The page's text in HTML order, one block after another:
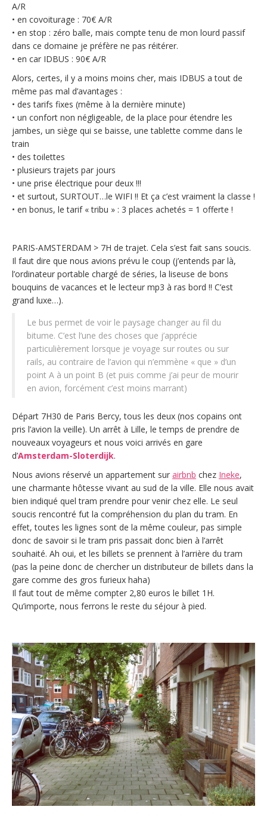
A/R
• en covoiturage : 70€ A/R
• en stop : zéro balle, mais compte tenu de mon lourd passif
dans ce domaine je préfère ne pas réitérer.
• en car IDBUS : 90€ A/R
Alors, certes, il y a moins moins cher, mais IDBUS a tout de
même pas mal d’avantages :
• des tarifs fixes (même à la dernière minute)
• un confort non négligeable, de la place pour étendre les
jambes, un siège qui se baisse, une tablette comme dans le
train
• des toilettes
• plusieurs trajets par jours
• une prise électrique pour deux !!!
• et surtout, SURTOUT…le WIFI !! Et ça c’est vraiment la classe !
• en bonus, le tarif « tribu » : 3 places achetés = 1 offerte !
PARIS-AMSTERDAM > 7H de trajet. Cela s’est fait sans soucis.
Il faut dire que nous avions prévu le coup (j’entends par là,
l’ordinateur portable chargé de séries, la liseuse de bons
bouquins de vacances et le lecteur mp3 à ras bord !! C’est
grand luxe…).
Le bus permet de voir le paysage changer au fil du
bitume. C’est l’une des choses que j’apprécie
particulièrement lorsque je voyage sur routes ou sur
rails, au contraire de l’avion qui n’emmène « que » d’un
point A à un point B (et puis comme j’ai peur de mourir
en avion, forcément c’est moins marrant)
Départ 7H30 de Paris Bercy, tous les deux (nos copains ont
pris l’avion la veille). Un arrêt à Lille, le temps de prendre de
nouveaux voyageurs et nous voici arrivés en gare
d’Amsterdam-Sloterdijk.
Nous avions réservé un appartement sur airbnb chez Ineke,
une charmante hôtesse vivant au sud de la ville. Elle nous avait
bien indiqué quel tram prendre pour venir chez elle. Le seul
soucis rencontré fut la compréhension du plan du tram. En
effet, toutes les lignes sont de la même couleur, pas simple
donc de savoir si le tram pris passait donc bien à l’arrêt
souhaité. Ah oui, et les billets se prennent à l’arrière du tram
(pas la peine donc de chercher un distributeur de billets dans la
gare comme des gros furieux haha)
Il faut tout de même compter 2,80 euros le billet 1H.
Qu’importe, nous ferrons le reste du séjour à pied.